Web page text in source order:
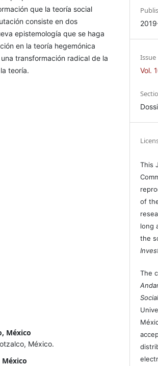
que la teoría social
consiste en dos
epistemología que se haga
en la teoría hegemónica
transformación radical de la
teoría.
México
México.
México
Issue
Vol.
This
of
long
the
The
Social